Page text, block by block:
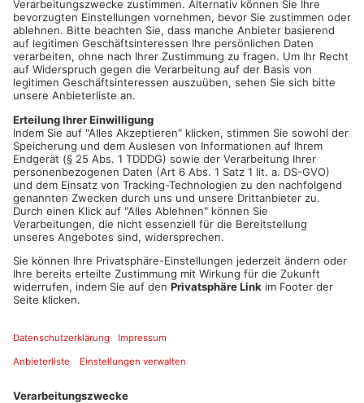
Die Messe sah sich genötigt, die Besucher schon vorab zu
beruhigen. Sollten Polizei-Helikopter oder Blaulicht-Kolonnen
heute in Wächtersbach zu sehen und zu hören sein – keine
Sorge auf der Messe. Das sind alles Kräfte, die zur Großübung
nach Neudorf wollen. Das Unternehmen Wind-Guard übt
zusammen mit den Höhenrettern der Feuerwehren Hanau und
der Vergangenheit haben Anlagen auch mal Feuer gefangen.
Meist musste man die Rotor-Häuschen in luftiger Höhe
einfach abbrennen lassen. Aber was macht man, wenn dort
oben ein Techniker gefangen ist? Die Rettung aus luftiger
Höhe soll heute geprobt werden.
Artikel teilen